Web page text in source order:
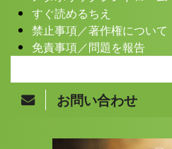
すぐ読めるちえ
禁止事項／著作権について
免責事項／問題を報告
お問い合わせ